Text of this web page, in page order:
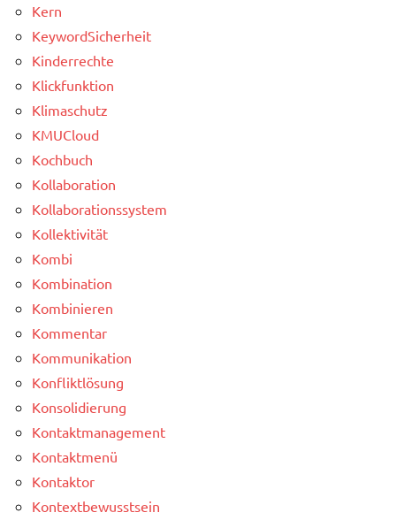
Kern
KeywordSicherheit
Kinderrechte
Klickfunktion
Klimaschutz
KMUCloud
Kochbuch
Kollaboration
Kollaborationssystem
Kollektivität
Kombi
Kombination
Kombinieren
Kommentar
Kommunikation
Konfliktlösung
Konsolidierung
Kontaktmanagement
Kontaktmenü
Kontaktor
Kontextbewusstsein